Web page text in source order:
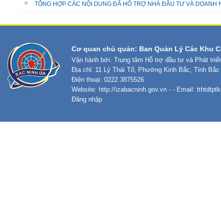
TỔNG HỢP CÁC NỘI DUNG ĐÃ HỖ TRỢ NHÀ ĐẦU TƯ VÀ DOANH
Cơ quan chủ quản: Ban Quản Lý Các Khu
Vận hành bởi: Trung tâm Hỗ trợ đầu tư và Phát
Địa chỉ: 11 Lý Thái Tổ, Phường Kinh Bắc, Tỉnh Bắc
Điện thoại: 0222.3875526
Website: http://izabacninh.gov.vn - - Email:
Đăng nhập